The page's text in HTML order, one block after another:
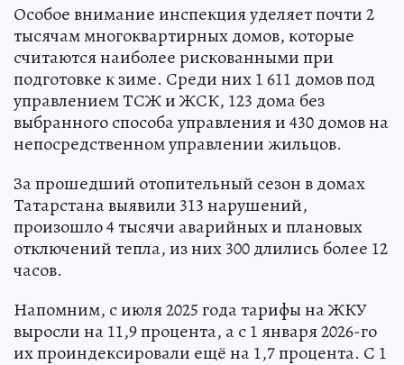
Особое внимание инспекция уделяет почти 2
тысячам многоквартирных домов, которые
считаются наиболее рискованными при
подготовке к зиме. Среди них 1 611 домов под
управлением ТСЖ и ЖСК, 123 дома без
выбранного способа управления и 430 домов на
непосредственном управлении жильцов.
За прошедший отопительный сезон в домах
Татарстана выявили 313 нарушений,
произошло 4 тысячи аварийных и плановых
отключений тепла, из них 300 длились более 12
часов.
Напомним, с июля 2025 года тарифы на ЖКУ
выросли на 11,9 процента, а с 1 января 2026-го
их проиндексировали ещё на 1,7 процента. С 1